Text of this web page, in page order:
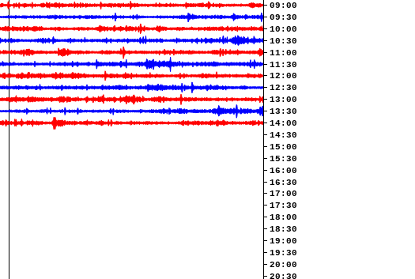
09:00
09:30
10:00
10:30
11:00
11:30
12:00
12:30
13:00
13:30
14:00
14:30
15:00
15:30
16:00
16:30
17:00
17:30
18:00
18:30
19:00
19:30
20:00
20:30